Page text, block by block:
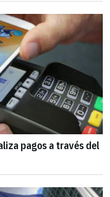
pagos a través del